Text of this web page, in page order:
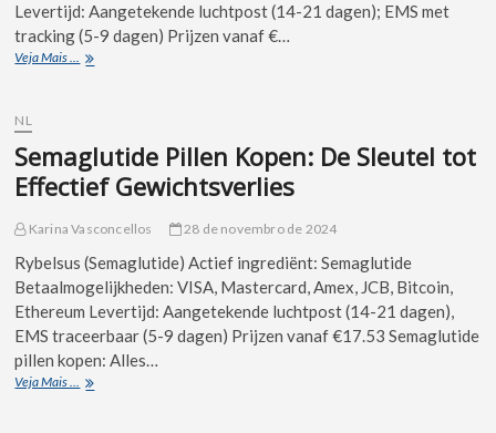
Levertijd: Aangetekende luchtpost (14-21 dagen); EMS met
tracking (5-9 dagen) Prijzen vanaf €…
Veja Mais ...
NL
Semaglutide Pillen Kopen: De Sleutel tot
Effectief Gewichtsverlies
Karina Vasconcellos 28 de novembro de 2024
Rybelsus (Semaglutide) Actief ingrediënt: Semaglutide
Betaalmogelijkheden: VISA, Mastercard, Amex, JCB, Bitcoin,
Ethereum Levertijd: Aangetekende luchtpost (14-21 dagen),
EMS traceerbaar (5-9 dagen) Prijzen vanaf €17.53 Semaglutide
pillen kopen: Alles…
Veja Mais ...